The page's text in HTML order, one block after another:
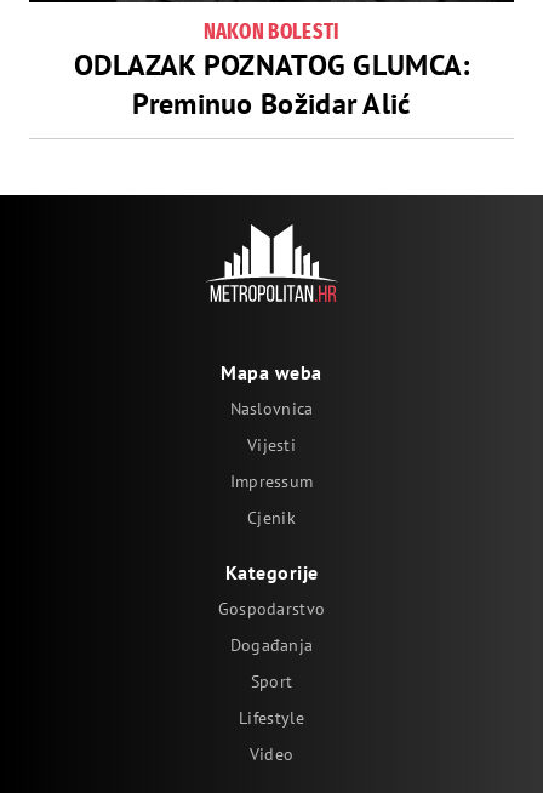
NAKON BOLESTI
ODLAZAK POZNATOG GLUMCA:
Preminuo Božidar Alić
Mapa weba
Naslovnica
Vijesti
Impressum
Cjenik
Kategorije
Gospodarstvo
Događanja
Sport
Lifestyle
Video